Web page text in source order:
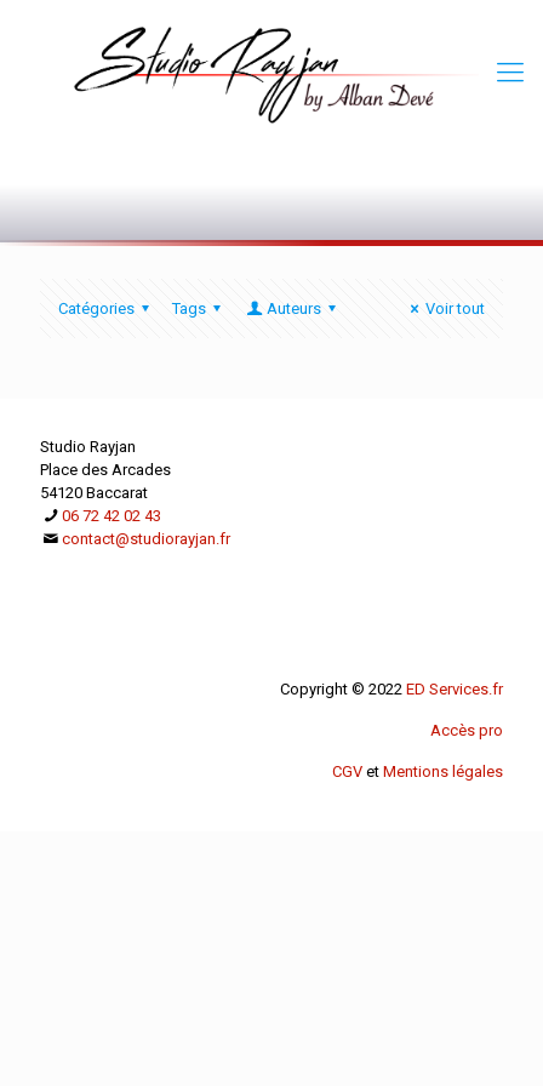
Catégories Tags Auteurs Voir tout
Studio Rayjan
Place des Arcades
54120 Baccarat
06 72 42 02 43
contact@studiorayjan.fr
Copyright © 2022 ED Services.fr
Accès pro
CGV et Mentions légales